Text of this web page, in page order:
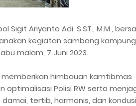
Sigit Ariyanto Adi, S.ST., M.M.,
kegiatan sambang
malam, 7 Juni 2023.
himbauan kamtibmas
Polisi RW serta
tertib, harmonis, dan